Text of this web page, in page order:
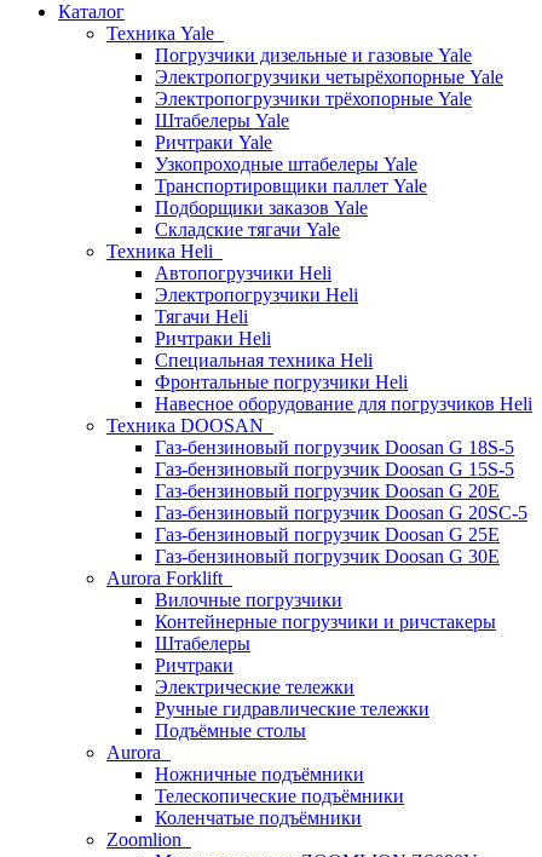
Каталог
Техника Yale
Погрузчики дизельные и газовые Yale
Электропогрузчики четырёхопорные Yale
Электропогрузчики трёхопорные Yale
Штабелеры Yale
Ричтраки Yale
Узкопроходные штабелеры Yale
Транспортировщики паллет Yale
Подборщики заказов Yale
Складские тягачи Yale
Техника Heli
Автопогрузчики Heli
Электропогрузчики Heli
Тягачи Heli
Ричтраки Heli
Специальная техника Heli
Фронтальные погрузчики Heli
Навесное оборудование для погрузчиков Heli
Техника DOOSAN
Газ-бензиновый погрузчик Doosan G 18S-5
Газ-бензиновый погрузчик Doosan G 15S-5
Газ-бензиновый погрузчик Doosan G 20E
Газ-бензиновый погрузчик Doosan G 20SC-5
Газ-бензиновый погрузчик Doosan G 25E
Газ-бензиновый погрузчик Doosan G 30E
Aurora Forklift
Вилочные погрузчики
Контейнерные погрузчики и ричстакеры
Штабелеры
Ричтраки
Электрические тележки
Ручные гидравлические тележки
Подъёмные столы
Aurora
Ножничные подъёмники
Телескопические подъёмники
Коленчатые подъёмники
Zoomlion